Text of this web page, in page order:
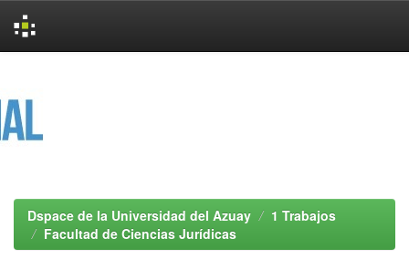
Dspace de la Universidad del Azuay
1 Trabajos
Facultad de Ciencias Jurídicas